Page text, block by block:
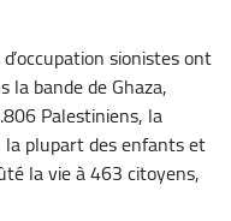
sionistes ont
la bande de Ghaza,
Palestiniens, la
plupart des enfants et
la vie à 463 citoyens,